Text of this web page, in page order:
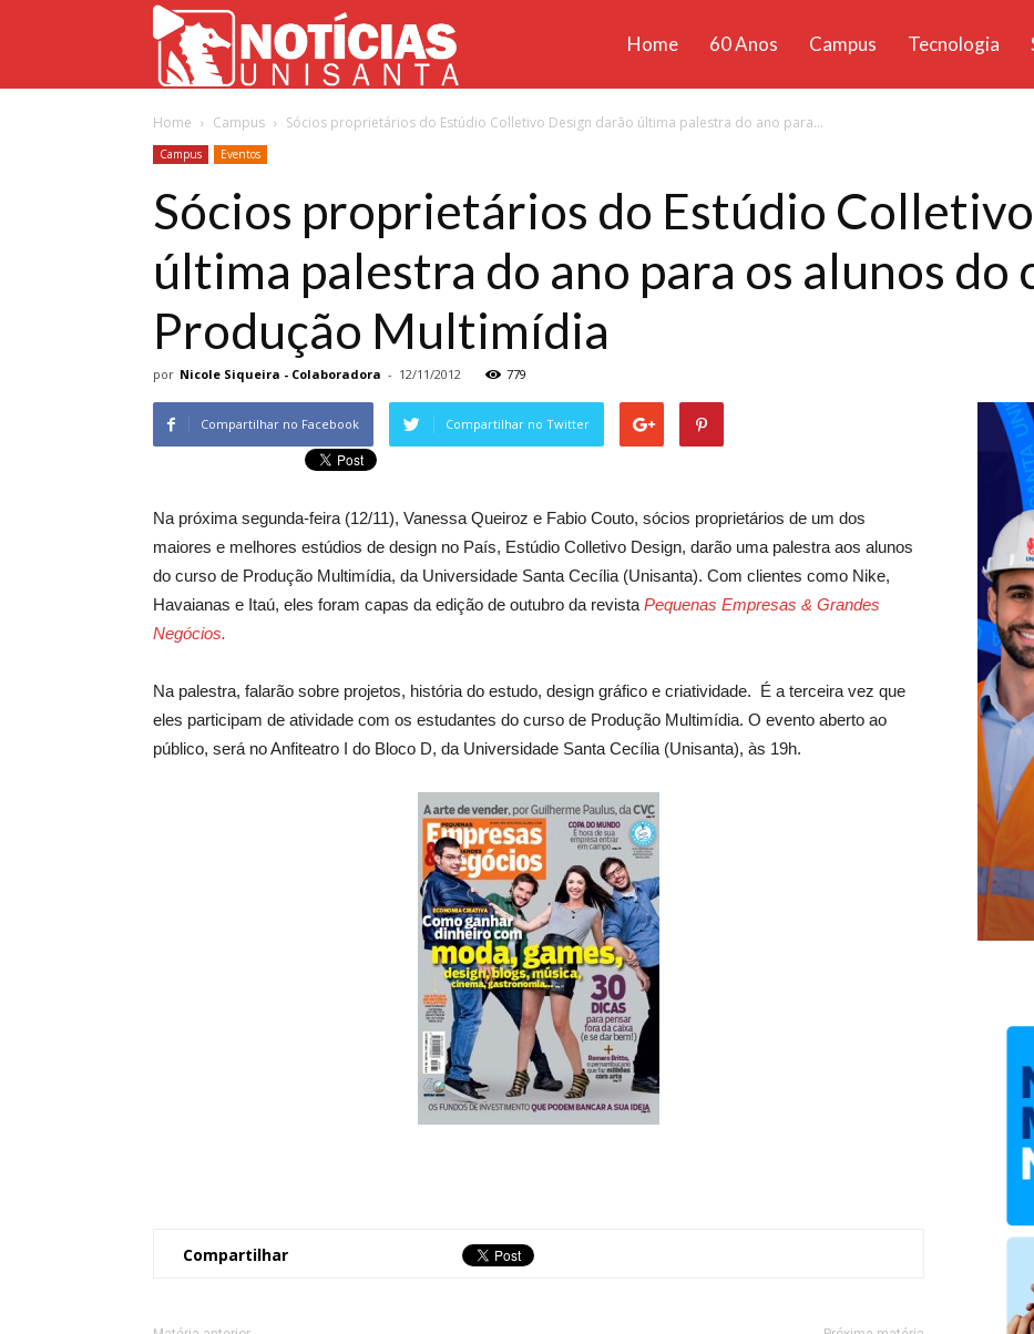
Unisanta
Home 60 Anos Campus Tecnologia
Home Campus Sócios proprietários do Estúdio Colletivo Design darão última palestra do ano para...
Campus Eventos
Sócios proprietários do Estúdio
última palestra do ano para os alunos do
Produção Multimídia
por Nicole Siqueira - Colaboradora - 12/11/2012 779
Compartilhar no Facebook Compartilhar no Twitter
Na próxima segunda-feira (12/11), Vanessa Queiroz e Fabio Couto, sócios proprietários de um dos
maiores e melhores estúdios de design no País, Estúdio Colletivo Design, darão uma palestra aos alunos
do curso de Produção Multimídia, da Universidade Santa Cecília (Unisanta). Com clientes como Nike,
Havaianas e Itaú, eles foram capas da edição de outubro da revista Pequenas Empresas & Grandes
Negócios.
Na palestra, falarão sobre projetos, história do estudo, design gráfico e criatividade. É a terceira vez que
eles participam de atividade com os estudantes do curso de Produção Multimídia. O evento aberto ao
público, será no Anfiteatro I do Bloco D, da Universidade Santa Cecília (Unisanta), às 19h.
Compartilhar